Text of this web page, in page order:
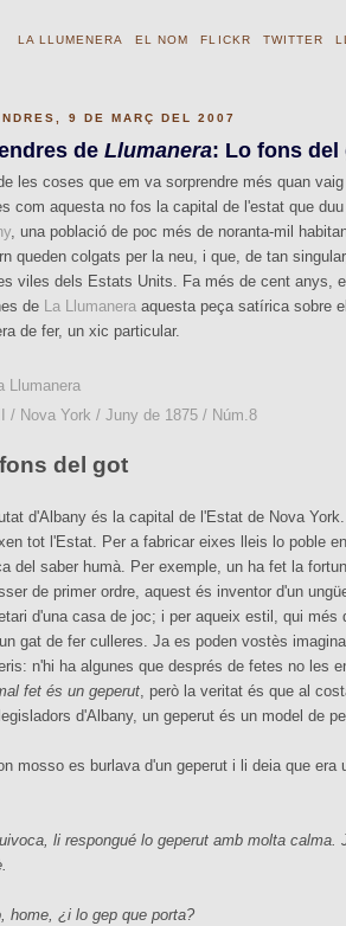
LA LLUMENERA EL NOM FLICKR TWITTER
9 DE MARÇ DEL 2007
de Llumanera: Lo fons del
les coses que em va sorprendre més quan
com aquesta no fos la capital de l'estat que
, una població de poc més de noranta-mil
queden colgats per la neu, i que, de tan
viles dels Estats Units. Fa més de cent anys,
de La Llumanera aquesta peça satírica sobre
de fer, un xic particular.
/ Nova York / Juny de 1875 / Núm.8
del got
d'Albany és la capital de l'Estat de Nova
tot l'Estat. Per a fabricar eixes lleis lo poble
del saber humà. Per exemple, un ha fet la
de primer ordre, aquest és inventor d'un
d'una casa de joc; i per aqueix estil, qui
gat de fer culleres. Ja es poden vostès
n'hi ha algunes que després de fetes no les
fet és un geperut, però la veritat és que al
d'Albany, un geperut és un model de
mosso es burlava d'un geperut i li deia que era
li respongué lo geperut amb molta
home, ¿i lo gep que porta?